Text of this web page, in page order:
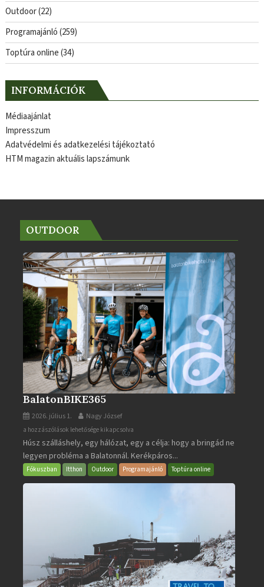
Outdoor(22)
Programajánló(259)
Toptúra online(34)
INFORMÁCIÓK
Médiaajánlat
Impresszum
Adatvédelmi és adatkezelési tájékoztató
HTM magazin aktuális lapszámunk
OUTDOOR
BalatonBIKE365
2026. július 1. Nagy József
BalatonBIKE365
bejegyzéshez
a hozzászólások lehetősége kikapcsolva
Húsz szálláshely, egy hálózat, egy a célja: hogy a bringád ne
legyen probléma a Balatonnál. Kerékpáros...
Fókuszban Itthon Outdoor Programajánló Toptúra online